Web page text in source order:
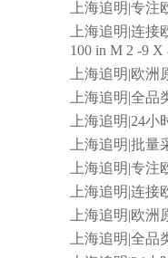
上海追明|专注
上海追明|连接
100 in M 2 -9 X
上海追明|欧洲
上海追明|全品
上海追明|24小
上海追明|批量
上海追明|专注
上海追明|连接
上海追明|欧洲
上海追明|全品